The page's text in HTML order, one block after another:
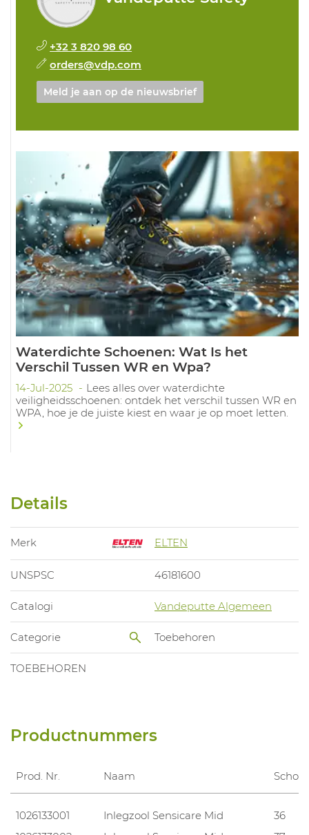
+32 3 820 98 60
orders@vdp.com
Meld je aan op de nieuwsbrief
Waterdichte Schoenen: Wat Is het
Verschil Tussen WR en Wpa?
14-Jul-2025
Lees alles over waterdichte
veiligheidsschoenen: ontdek het verschil tussen WR en
WPA, hoe je de juiste kiest en waar je op moet letten.
Details
Merk ELTEN
UNSPSC 46181600
Catalogi Vandeputte Algemeen
Categorie Toebehoren
TOEBEHOREN
Productnummers
Prod. Nr. Naam
1026133001 Inlegzool Sensicare Mid
36